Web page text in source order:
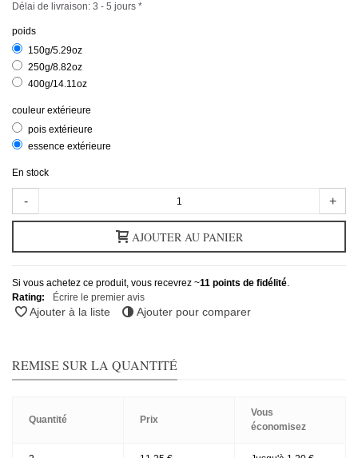
Délai de livraison: 3 - 5 jours *
poids
150g/5.29oz
250g/8.82oz
400g/14.11oz
couleur extérieure
pois extérieure
essence extérieure
En stock
- +
AJOUTER AU PANIER
Si vous achetez ce produit, vous recevrez ~11 points de fidélité.
Rating:
Écrire le premier avis
Ajouter à la liste Ajouter pour comparer
REMISE SUR LA QUANTITÉ
Quantité Prix
Vous
économisez